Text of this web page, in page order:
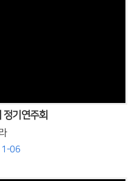
기연주회
06